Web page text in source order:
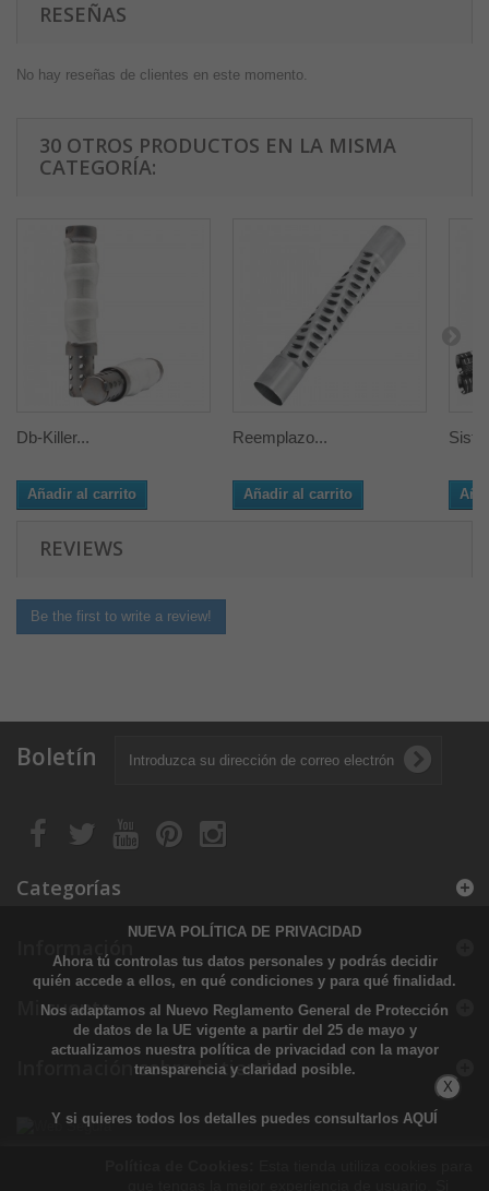
RESEÑAS
No hay reseñas de clientes en este momento.
30 OTROS PRODUCTOS EN LA MISMA
CATEGORÍA:
Db-Killer...
Añadir al carrito
Reemplazo...
Añadir al carrito
REVIEWS
Be the first to write a review!
Boletín
Categorías
Información
Mi cuenta
Información sobre la tienda
NUEVA POLÍTICA DE PRIVACIDAD
Ahora tú controlas tus datos personales y podrás decidir
quién accede a ellos, en qué condiciones y para qué finalidad.
Nos adaptamos al Nuevo Reglamento General de Protección
de datos de la UE vigente a partir del 25 de mayo y
actualizamos nuestra política de privacidad con la mayor
transparencia y claridad posible.
Y si quieres todos los detalles puedes consultarlos AQUÍ
X